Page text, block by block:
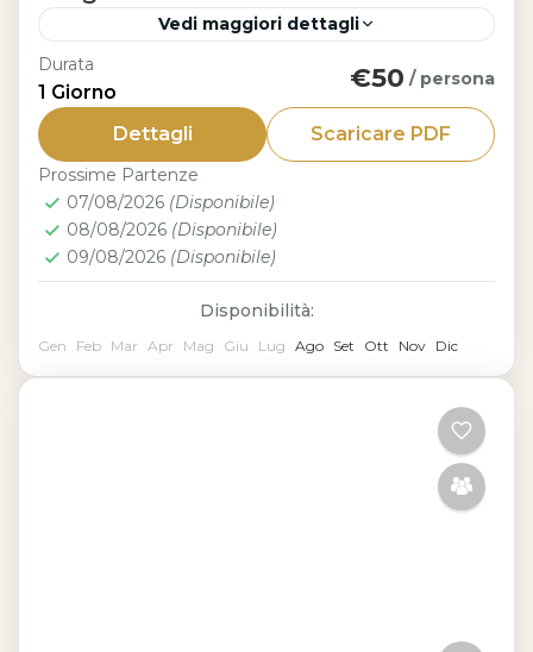
Vedi maggiori dettagli
Cairo
L'escursione al Cairo delle 3 religioni ti
porta alla scoperta dei luoghi più
spirituali e affascinanti della capitale
egiziana.
Durata
1 Giorno €50 / persona
Dettagli Scaricare PDF
Prossime Partenze
07/08/2026 (Disponibile)
08/08/2026 (Disponibile)
09/08/2026 (Disponibile)
Disponibilità:
Gen Feb Mar Apr Mag Giu Lug Ago Set Ott Nov Dic